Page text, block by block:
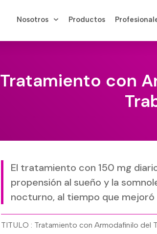
Nosotros Productos
Tratamiento con
El tratamiento con 150 mg
propensión al sueño y la
nocturno, al tiempo que
TITULO : Tratamiento con Armodafinilo del